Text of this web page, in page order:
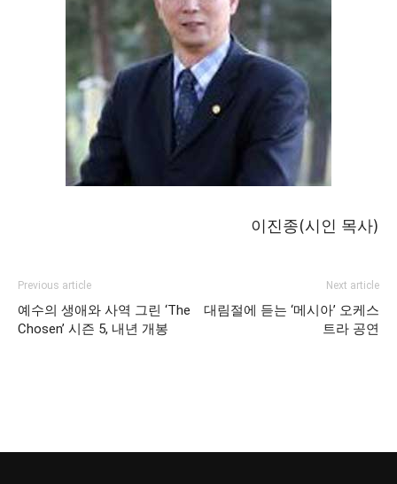
이진종(시인 목사)
Previous article
예수의 생애와 사역 그린 ‘The
Chosen’ 시즌 5, 내년 개봉
Next article
대림절에 듣는 ‘메시아’ 오케스
트라 공연